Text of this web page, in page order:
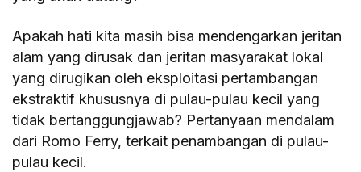
Apakah hati kita masih bisa mendengarkan jeritan
alam yang dirusak dan jeritan masyarakat lokal
yang dirugikan oleh eksploitasi pertambangan
ekstraktif khususnya di pulau-pulau kecil yang
tidak bertanggungjawab? Pertanyaan mendalam
dari Romo Ferry, terkait penambangan di pulau-
pulau kecil.